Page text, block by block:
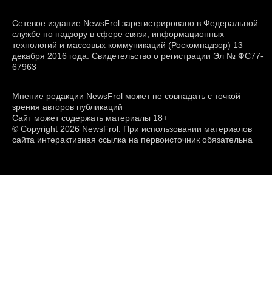
Сетевое издание NewsFrol зарегистрировано в Федеральной
службе по надзору в сфере связи, информационных
технологий и массовых коммуникаций (Роскомнадзор) 13
декабря 2016 года. Свидетельство о регистрации Эл № ФС77-
67963
Мнение редакции NewsFrol может не совпадать с точкой
зрения авторов публикаций
Сайт может содержать материалы 18+
© Copyright 2026 NewsFrol. При использовании материалов
сайта интерактивная ссылка на первоисточник обязательна